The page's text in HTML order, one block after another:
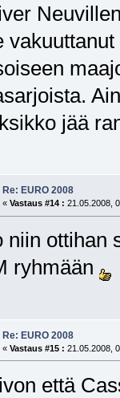
jää
Re: EURO 2008
« Vastaus #14 : 21.05.2008,
niin ottihan
ryhmään
Re: EURO 2008
« Vastaus #15 : 21.05.2008,
että